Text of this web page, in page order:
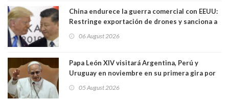
China endurece la guerra comercial con EEUU:
Restringe exportación de drones y sanciona a
06 August 2026
Papa León XIV visitará Argentina, Perú y
Uruguay en noviembre en su primera gira por
05 August 2026